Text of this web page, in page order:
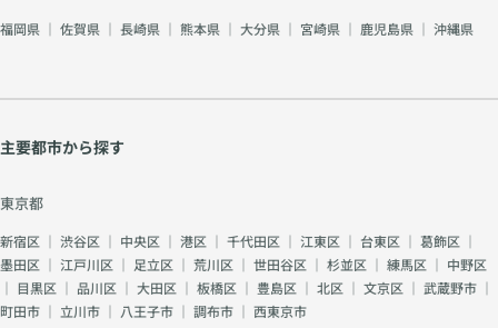
福岡県 ｜ 佐賀県 ｜ 長崎県 ｜ 熊本県 ｜ 大分県 ｜ 宮崎県 ｜ 鹿児島県 ｜ 沖縄県
主要都市から探す
東京都
新宿区 ｜ 渋谷区 ｜ 中央区 ｜ 港区 ｜ 千代田区 ｜ 江東区 ｜ 台東区 ｜ 葛飾区 ｜
墨田区 ｜ 江戸川区 ｜ 足立区 ｜ 荒川区 ｜ 世田谷区 ｜ 杉並区 ｜ 練馬区 ｜ 中野区
｜ 目黒区 ｜ 品川区 ｜ 大田区 ｜ 板橋区 ｜ 豊島区 ｜ 北区 ｜ 文京区 ｜ 武蔵野市 ｜
町田市 ｜ 立川市 ｜ 八王子市 ｜ 調布市 ｜ 西東京市